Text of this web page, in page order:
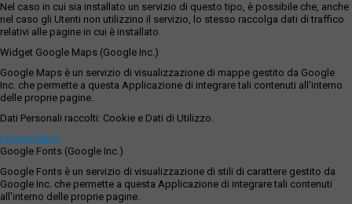
Nel caso in cui sia installato un servizio di questo tipo, è possibile che, anche
nel caso gli Utenti non utilizzino il servizio, lo stesso raccolga dati di traffico
relativi alle pagine in cui è installato.
Widget Google Maps (Google Inc.)
Google Maps è un servizio di visualizzazione di mappe gestito da Google
Inc. che permette a questa Applicazione di integrare tali contenuti all'interno
delle proprie pagine.
Dati Personali raccolti: Cookie e Dati di Utilizzo.
Privacy Policy
Google Fonts (Google Inc.)
Google Fonts è un servizio di visualizzazione di stili di carattere gestito da
Google Inc. che permette a questa Applicazione di integrare tali contenuti
all'interno delle proprie pagine.